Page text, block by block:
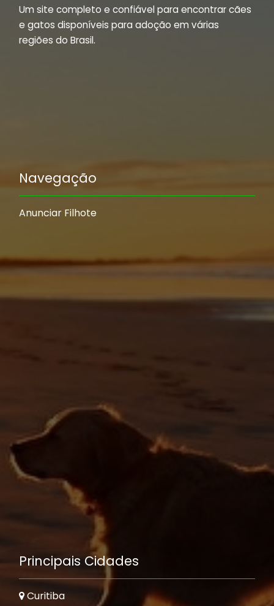
Um site completo e confiável para encontrar cães
e gatos disponíveis para adoção em várias
regiões do Brasil.
Navegação
Anunciar Filhote
Principais Cidades
Curitiba